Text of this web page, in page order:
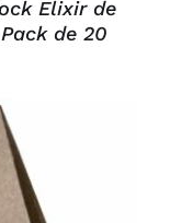
Elixir de
de 20